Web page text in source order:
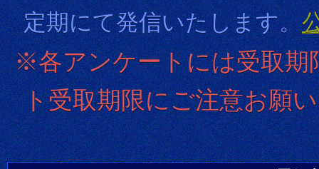
定期にて発信いたします。
※各アンケートには受取期
ト受取期限にご注意お願